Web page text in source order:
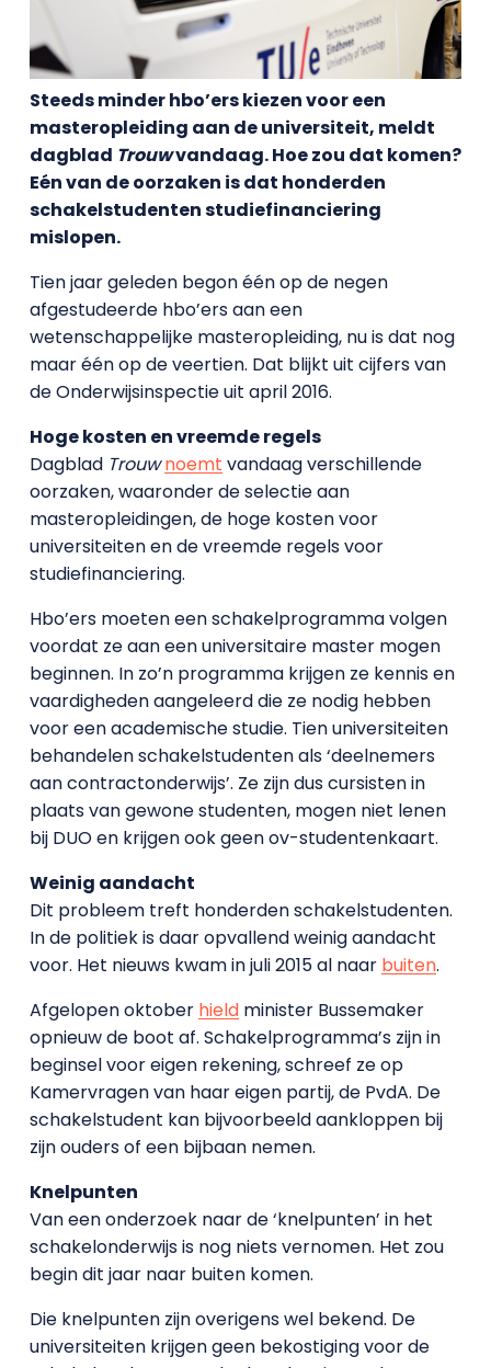
Steeds minder hbo’ers kiezen voor een
masteropleiding aan de universiteit, meldt
dagblad Trouwvandaag. Hoe zou dat komen?
Eén van de oorzaken is dat honderden
schakelstudenten studiefinanciering
mislopen.
Tien jaar geleden begon één op de negen
afgestudeerde hbo’ers aan een
wetenschappelijke masteropleiding, nu is dat nog
maar één op de veertien. Dat blijkt uit cijfers van
de Onderwijsinspectie uit april 2016.
Hoge kosten en vreemde regels
Dagblad Trouw noemt vandaag verschillende
oorzaken, waaronder de selectie aan
masteropleidingen, de hoge kosten voor
universiteiten en de vreemde regels voor
studiefinanciering.
Hbo’ers moeten een schakelprogramma volgen
voordat ze aan een universitaire master mogen
beginnen. In zo’n programma krijgen ze kennis en
vaardigheden aangeleerd die ze nodig hebben
voor een academische studie. Tien universiteiten
behandelen schakelstudenten als ‘deelnemers
aan contractonderwijs’. Ze zijn dus cursisten in
plaats van gewone studenten, mogen niet lenen
bij DUO en krijgen ook geen ov-studentenkaart.
Weinig aandacht
Dit probleem treft honderden schakelstudenten.
In de politiek is daar opvallend weinig aandacht
voor. Het nieuws kwam in juli 2015 al naar buiten.
Afgelopen oktober hieldminister Bussemaker
opnieuw de boot af. Schakelprogramma’s zijn in
beginsel voor eigen rekening, schreef ze op
Kamervragen van haar eigen partij, de PvdA. De
schakelstudent kan bijvoorbeeld aankloppen bij
zijn ouders of een bijbaan nemen.
Knelpunten
Van een onderzoek naar de ‘knelpunten’ in het
schakelonderwijs is nog niets vernomen. Het zou
begin dit jaar naar buiten komen.
Die knelpunten zijn overigens wel bekend. De
universiteiten krijgen geen bekostiging voor de